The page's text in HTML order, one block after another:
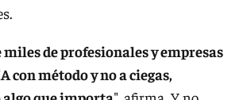
de profesionales y empresas
con método y no a ciegas,